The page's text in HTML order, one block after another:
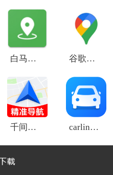
白马地图 谷歌地图卫星高清地图免费版
千间免费导航 carlink2.0车机版